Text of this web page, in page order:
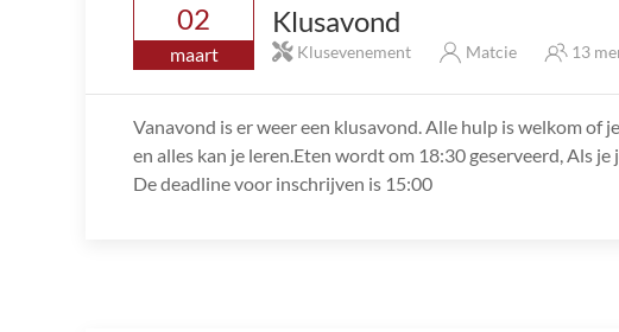
02
maart
Klusavond
Klusevenement Matcie 13
Vanavond is er weer een klusavond. Alle hulp is welkom of
en alles kan je leren.Eten wordt om 18:30 geserveerd, Als
De deadline voor inschrijven is 15:00